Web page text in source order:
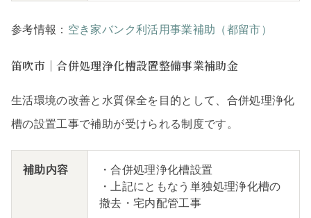
参考情報： 空き家バンク利活用事業補助（都留市）
笛吹市｜合併処理浄化槽設置整備事業補助金
生活環境の改善と水質保全を目的として、合併処理浄化
槽の設置工事で補助が受けられる制度です。
補助内容
・合併処理浄化槽設置
・上記にともなう単独処理浄化槽の
撤去・宅内配管工事